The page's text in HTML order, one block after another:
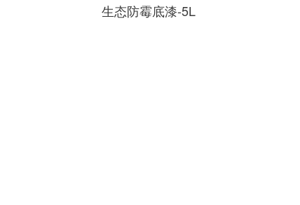
生态防霉底漆-5L